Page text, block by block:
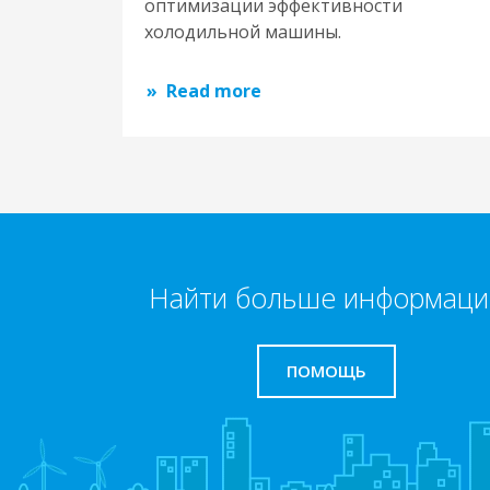
оптимизации эффективности
холодильной машины.
Read more
Найти больше
ПОМОЩЬ